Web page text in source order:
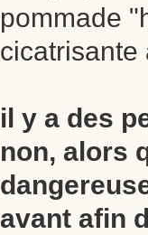
pommade
cicatrisante
il y a des
non, alors
avant afin